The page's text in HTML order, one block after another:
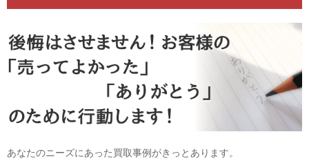
あなたのニーズにあった買取事例がきっとあります。